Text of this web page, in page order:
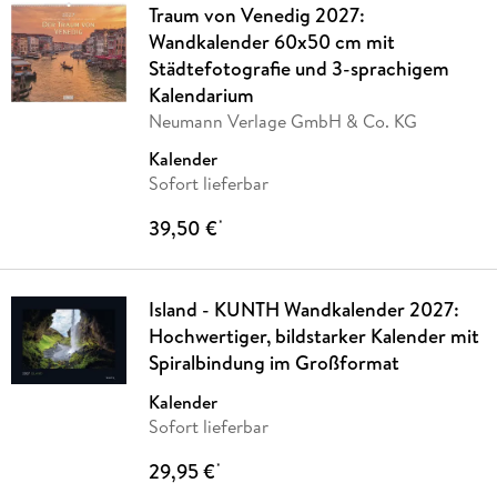
Traum von Venedig 2027:
Wandkalender 60x50 cm mit
Städtefotografie und 3-sprachigem
Kalendarium
Neumann Verlage GmbH & Co. KG
Kalender
Sofort lieferbar
39,50 €*
Island - KUNTH Wandkalender 2027:
Hochwertiger, bildstarker Kalender mit
Spiralbindung im Großformat
Kalender
Sofort lieferbar
29,95 €*